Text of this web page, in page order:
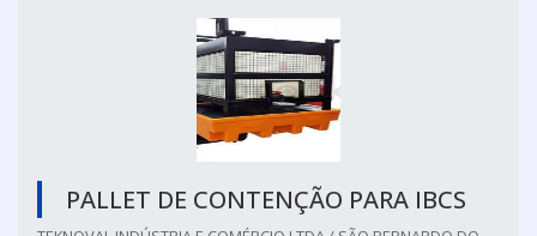
PALLET DE CONTENÇÃO PARA IBCS